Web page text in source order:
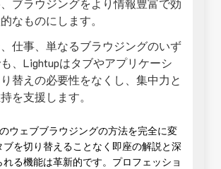
ブラウジングをより情報豊富で効
なものにします。
仕事、単なるブラウジングのいず
、Lightupはタブやアプリケーシ
替えの必要性をなくし、集中力と
を支援します。
ウェブブラウジングの方法を完全に変
ブを切り替えることなく即座の解説と深
れる機能は革新的です。プロフェッショ